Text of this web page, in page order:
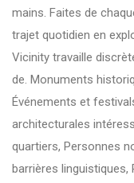
mains. Faites de
trajet quotidien en
Vicinity travaille
de. Monuments
Événements et
architecturales
quartiers, Personnes
barrières